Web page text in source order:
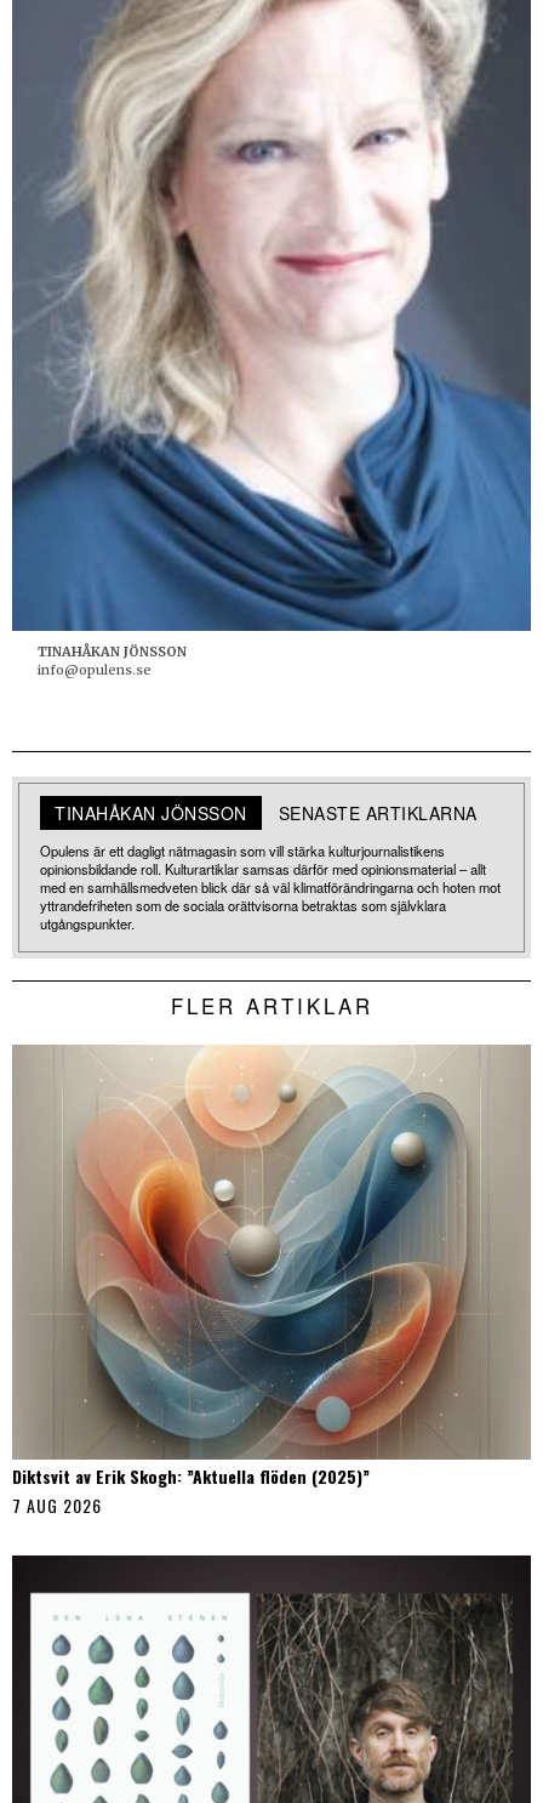
TINAHÅKAN JÖNSSON
info@opulens.se
TINAHÅKAN JÖNSSON SENASTE ARTIKLARNA
Opulens är ett dagligt nätmagasin som vill stärka kulturjournalistikens
opinionsbildande roll. Kulturartiklar samsas därför med opinionsmaterial – allt
med en samhällsmedveten blick där så väl klimatförändringarna och hoten mot
yttrandefriheten som de sociala orättvisorna betraktas som självklara
utgångspunkter.
FLER ARTIKLAR
Diktsvit av Erik Skogh: ”Aktuella flöden (2025)”
7 AUG 2026